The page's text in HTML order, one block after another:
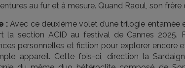
au fur et à mesure. Quand Raoul, son frère
: Avec ce deuxième volet d’une trilogie entamée
la section ACID au festival de Cannes
personnelles et fiction pour explorer
appareil. Cette fois-ci, direction la